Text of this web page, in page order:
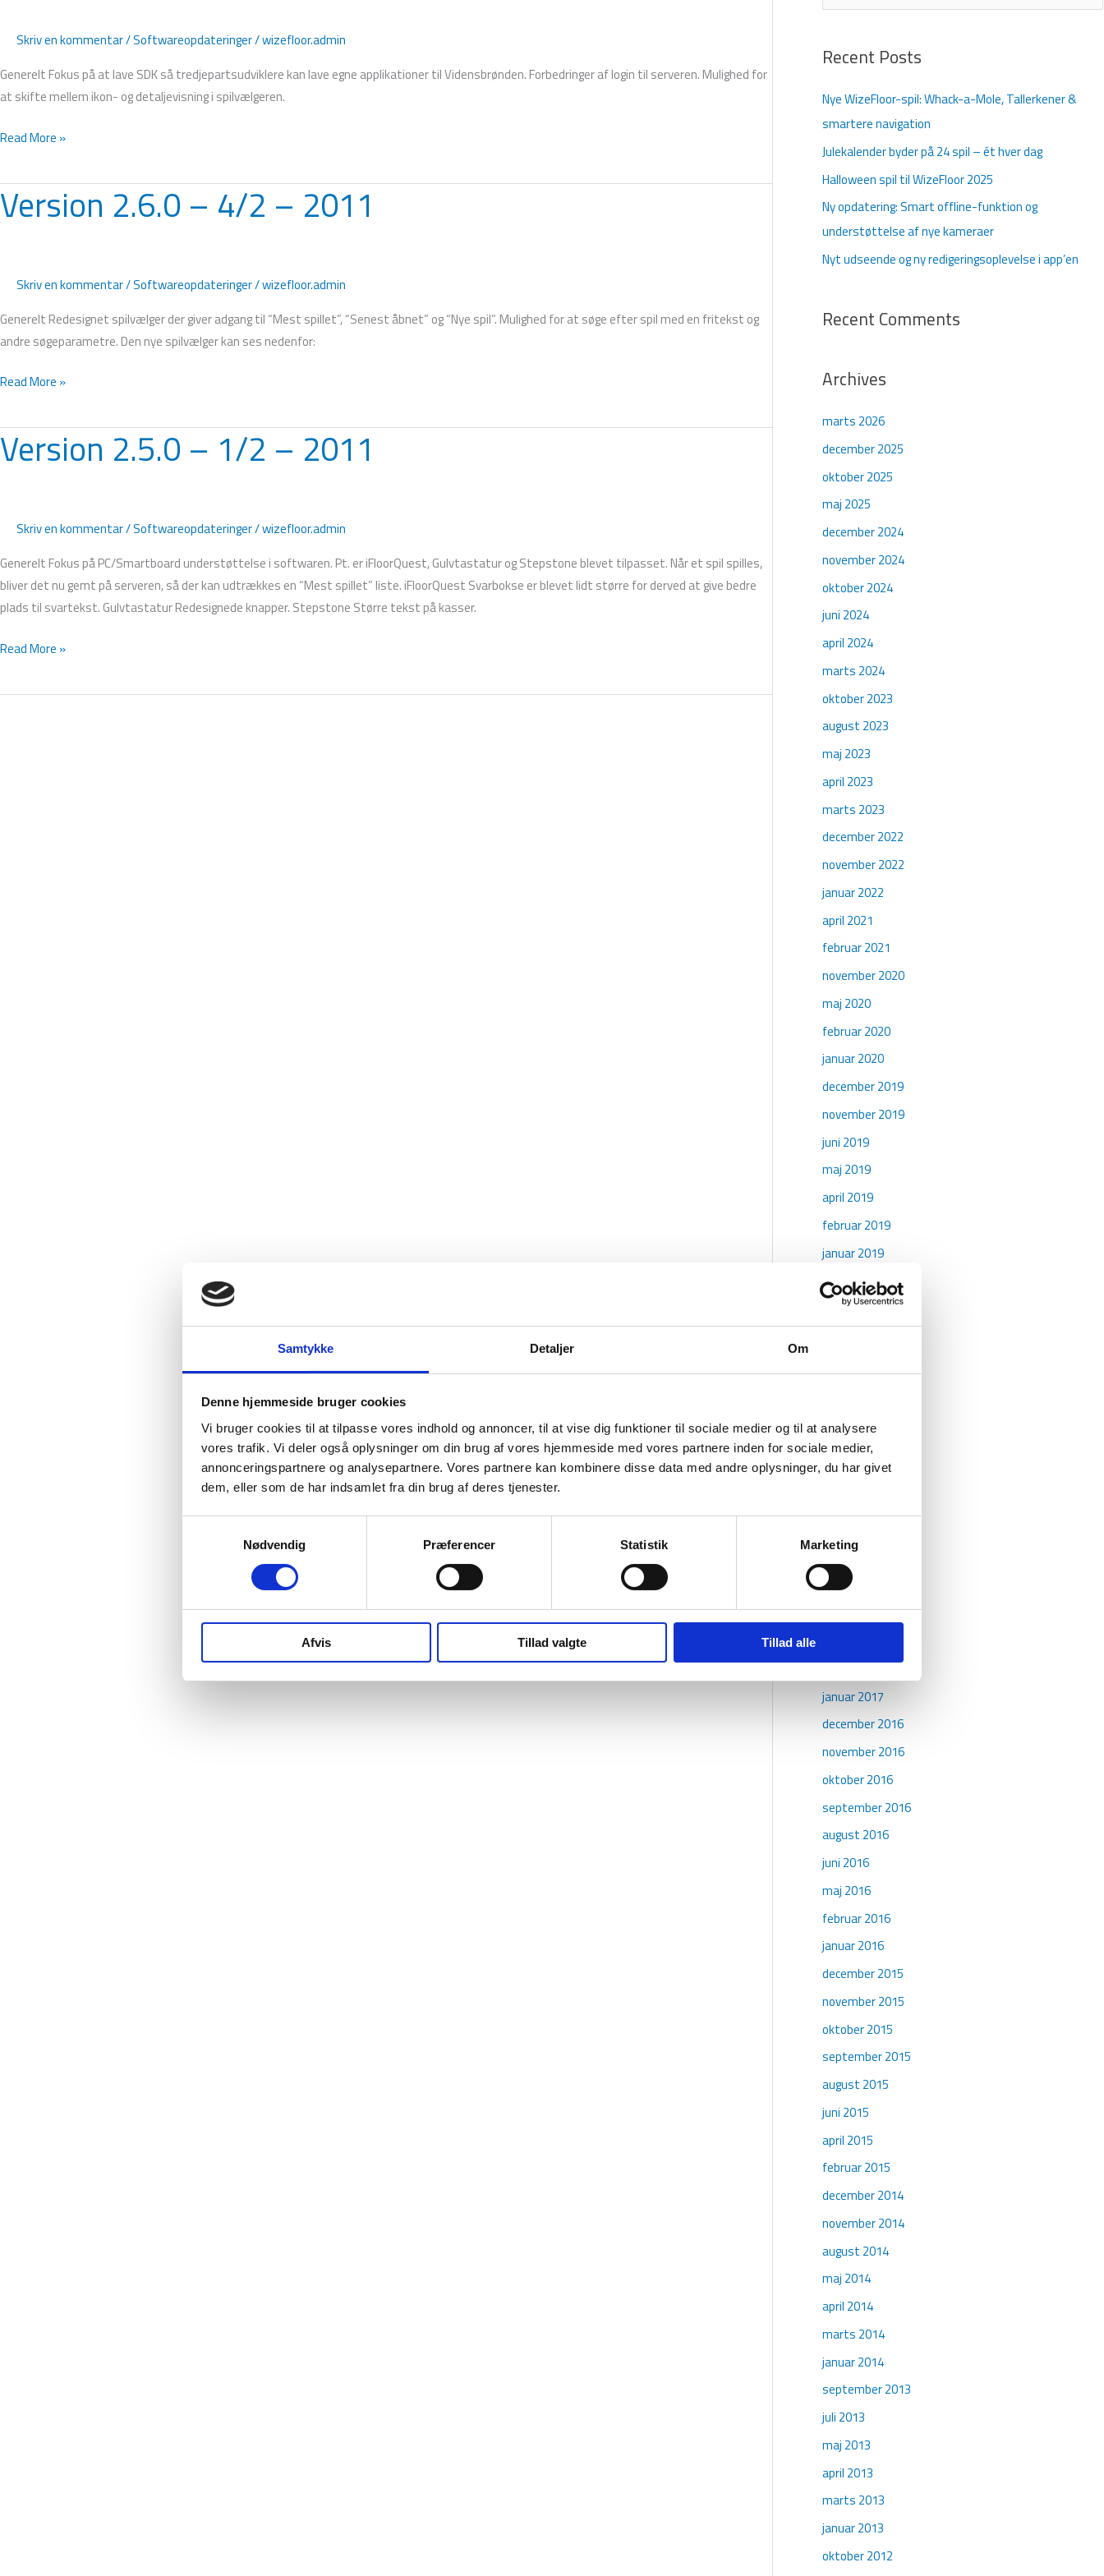
Samtykke Detaljer Om
Denne hjemmeside bruger cookies
Vi bruger cookies til at tilpasse vores indhold og annoncer, til at vise dig funktioner til sociale medier og til at analysere
vores trafik. Vi deler også oplysninger om din brug af vores hjemmeside med vores partnere inden for sociale medier,
annonceringspartnere og analysepartnere. Vores partnere kan kombinere disse data med andre oplysninger, du har givet
dem, eller som de har indsamlet fra din brug af deres tjenester.
Nødvendig
Præferencer Statistik Marketing
Afvis Tillad valgte Tillad alle
Skriv en kommentar/Softwareopdateringer/wizefloor.admin
Generelt Fokus på at lave SDK så tredjepartsudviklere kan lave egne applikationer til Vidensbrønden. Forbedringer af login til serveren. Mulighed for
at skifte mellem ikon- og detaljevisning i spilvælgeren.
Read More »
Version 2.6.0 – 4/2 – 2011
Skriv en kommentar/Softwareopdateringer/wizefloor.admin
Generelt Redesignet spilvælger der giver adgang til “Mest spillet”, “Senest åbnet” og “Nye spil”. Mulighed for at søge efter spil med en fritekst og
andre søgeparametre. Den nye spilvælger kan ses nedenfor:
Version
2.6.0
Read More »
Version 2.5.0 – 1/2 – 2011
Skriv en kommentar/Softwareopdateringer/wizefloor.admin
Generelt Fokus på PC/Smartboard understøttelse i softwaren. Pt. er iFloorQuest, Gulvtastatur og Stepstone blevet tilpasset. Når et spil spilles,
bliver det nu gemt på serveren, så der kan udtrækkes en “Mest spillet” liste. iFloorQuest Svarbokse er blevet lidt større for derved at give bedre
plads til svartekst. Gulvtastatur Redesignede knapper. Stepstone Større tekst på kasser.
Version
2.5.0
Read More »
ø
e
f
:
Recent Posts
Nye WizeFloor-spil: Whack-a-Mole, Tallerkener &
smartere navigation
Julekalender byder på 24 spil – ét hver dag
Halloween spil til WizeFloor 2025
Ny opdatering: Smart offline-funktion og
understøttelse af nye kameraer
Nyt udseende og ny redigeringsoplevelse i app’en
Recent Comments
Archives
marts 2026
december 2025
oktober 2025
maj 2025
december 2024
november 2024
oktober 2024
juni 2024
april 2024
marts 2024
oktober 2023
august 2023
maj 2023
april 2023
marts 2023
december 2022
november 2022
januar 2022
april 2021
februar 2021
november 2020
maj 2020
februar 2020
januar 2020
december 2019
november 2019
juni 2019
maj 2019
april 2019
februar 2019
januar 2019
oktober 2018
maj 2018
december 2017
november 2017
september 2017
juni 2017
maj 2017
april 2017
februar 2017
januar 2017
december 2016
november 2016
oktober 2016
september 2016
august 2016
juni 2016
maj 2016
februar 2016
januar 2016
december 2015
november 2015
oktober 2015
september 2015
august 2015
juni 2015
april 2015
februar 2015
december 2014
november 2014
august 2014
maj 2014
april 2014
marts 2014
januar 2014
september 2013
juli 2013
maj 2013
april 2013
marts 2013
januar 2013
oktober 2012